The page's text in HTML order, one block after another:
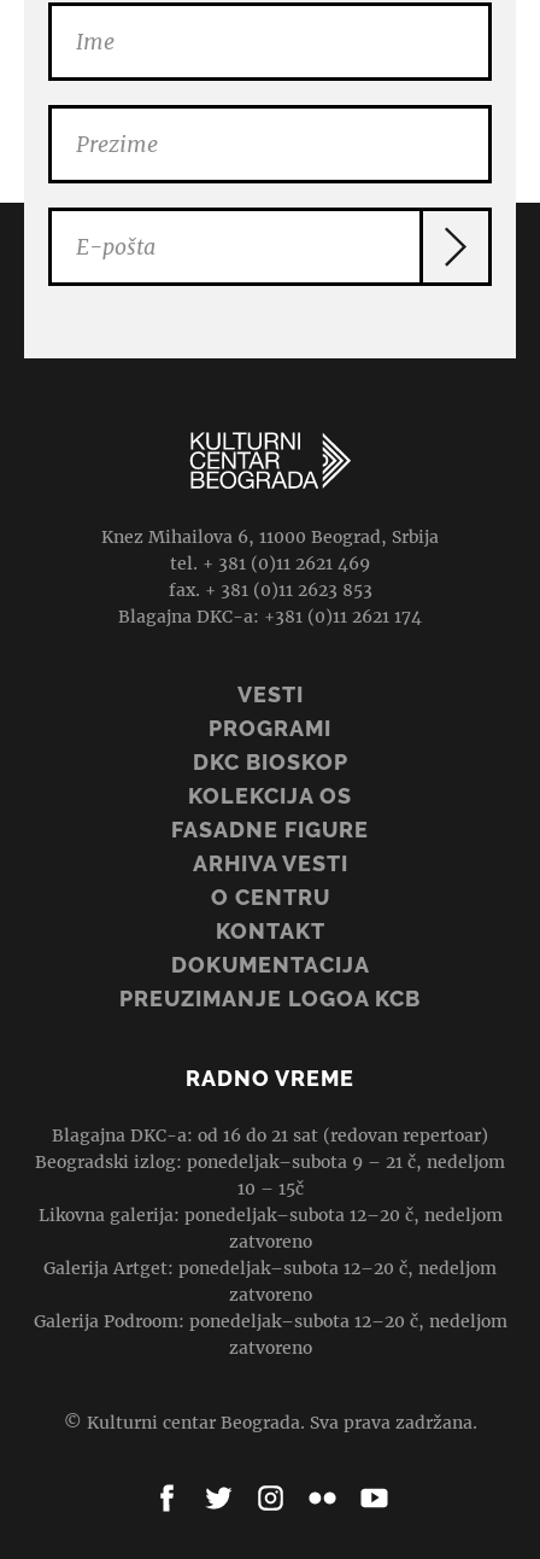
Knez Mihailova 6, 11000 Beograd, Srbija
tel. + 381 (0)11 2621 469
fax. + 381 (0)11 2623 853
Blagajna DKC-a: +381 (0)11 2621 174
VESTI
PROGRAMI
DKC BIOSKOP
KOLEKCIJA OS
FASADNE FIGURE
ARHIVA VESTI
O CENTRU
KONTAKT
DOKUMENTACIJA
PREUZIMANJE LOGOA KCB
RADNO VREME
Blagajna DKC-a: od 16 do 21 sat (redovan repertoar)
Beogradski izlog: ponedeljak–subota 9 – 21 č, nedeljom
10 – 15č
Likovna galerija: ponedeljak–subota 12–20 č, nedeljom
zatvoreno
Galerija Artget: ponedeljak–subota 12–20 č, nedeljom
zatvoreno
Galerija Podroom: ponedeljak–subota 12–20 č, nedeljom
zatvoreno
© Kulturni centar Beograda. Sva prava zadržana.